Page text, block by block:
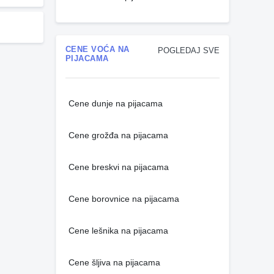
POGLEDAJ SVE
CENE VOĆA NA
PIJACAMA
Cene dunje na pijacama
Cene grožđa na pijacama
Cene breskvi na pijacama
Cene borovnice na pijacama
Cene lešnika na pijacama
Cene šljiva na pijacama